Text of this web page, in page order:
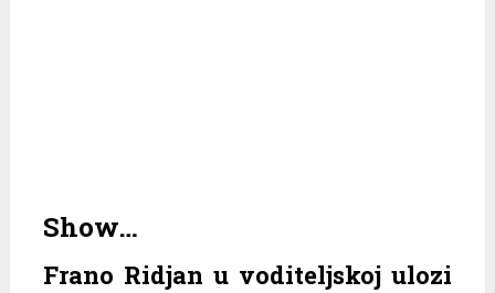
Show…
Frano Ridjan u voditeljskoj ulozi